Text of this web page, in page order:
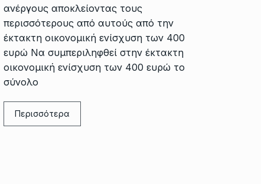
ανέργους αποκλείοντας τους
περισσότερους από αυτούς από την
έκτακτη οικονομική ενίσχυση των 400
ευρώ Να συμπεριληφθεί στην έκτακτη
οικονομική ενίσχυση των 400 ευρώ το
σύνολο
Περισσότερα